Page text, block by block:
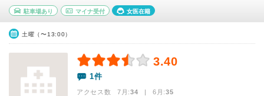
駐車場あり マイナ受付 女医在籍
土曜（〜13:00）
3.40
1件
アクセス数 7月:34 | 6月:35